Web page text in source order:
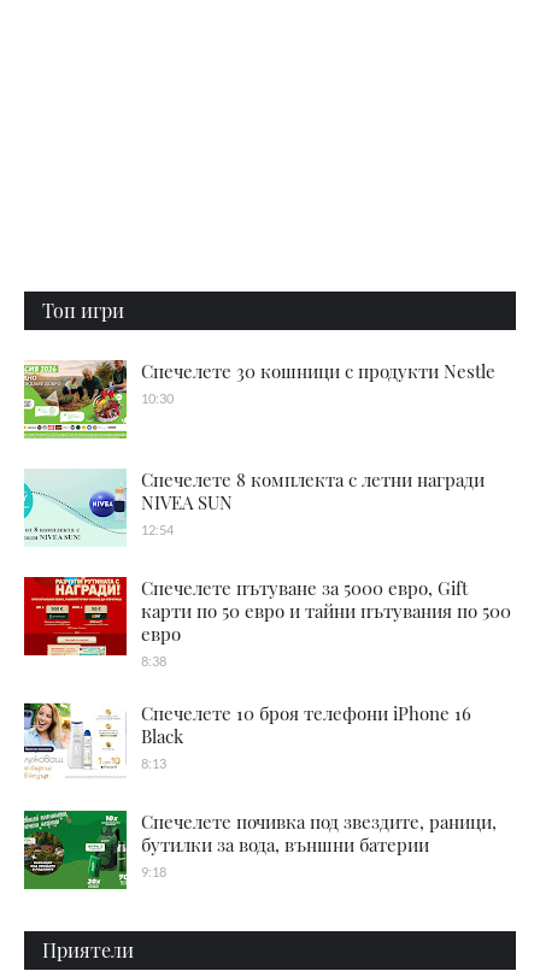
Топ игри
Спечелете 30 кошници с продукти Nestle
10:30
Спечелете 8 комплекта с летни награди
NIVEA SUN
12:54
Спечелете пътуване за 5000 евро, Gift
карти по 50 евро и тайни пътувания по 500
евро
8:38
Спечелете 10 броя телефони iPhone 16
Black
8:13
Спечелете почивка под звездите, раници,
бутилки за вода, външни батерии
9:18
Приятели